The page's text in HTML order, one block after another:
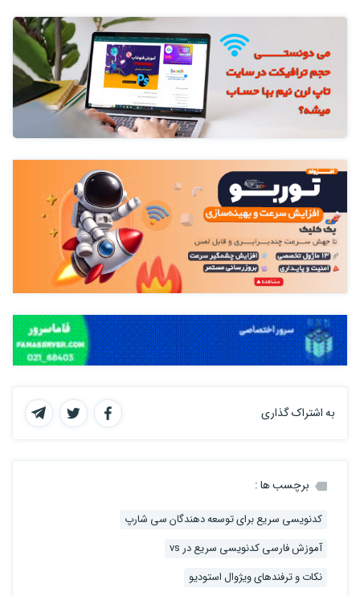
به اشتراک گذاری
برچسب ها :
کدنویسی سریع برای توسعه دهندگان سی شارپ
آموزش فارسی کدنویسی سریع در vs
نکات و ترفندهای ویژوال استودیو